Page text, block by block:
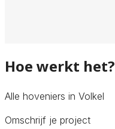
Hoe werkt het?
Alle hoveniers in Volkel
Omschrijf je project